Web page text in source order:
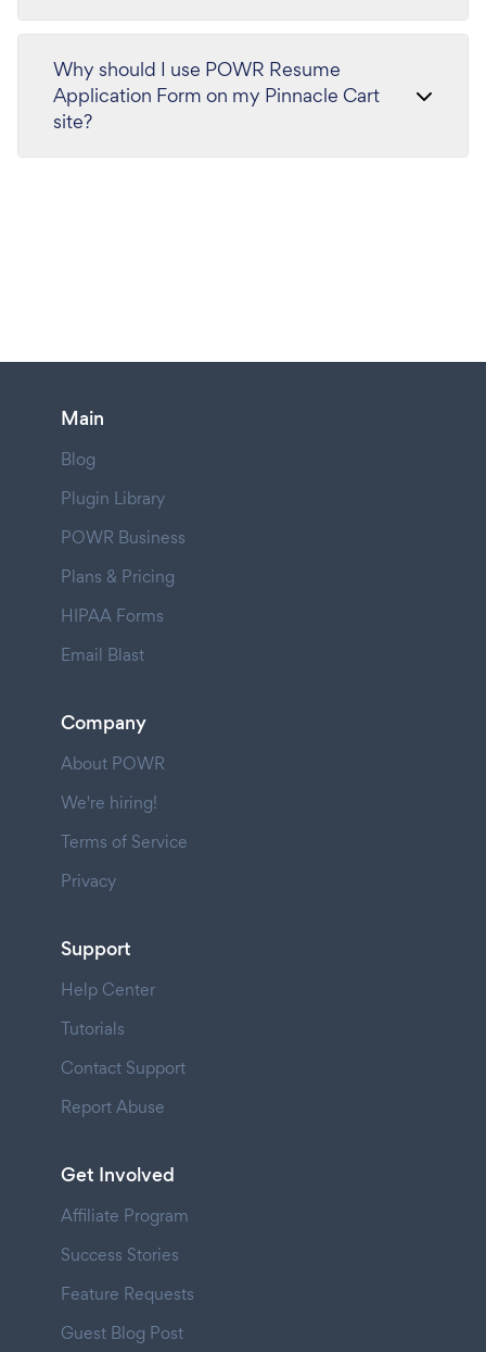
Why should I use POWR Resume
Application Form on my Pinnacle Cart
site?
Main
Blog
Plugin Library
POWR Business
Plans & Pricing
HIPAA Forms
Email Blast
Company
About POWR
We're hiring!
Terms of Service
Privacy
Support
Help Center
Tutorials
Contact Support
Report Abuse
Get Involved
Affiliate Program
Success Stories
Feature Requests
Guest Blog Post